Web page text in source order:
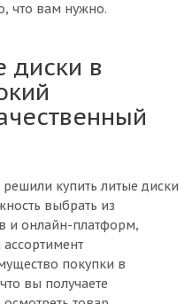
что вам нужно.
диски в
купить литые диски
выбрать из
и онлайн-платформ,
покупки в
вы получаете